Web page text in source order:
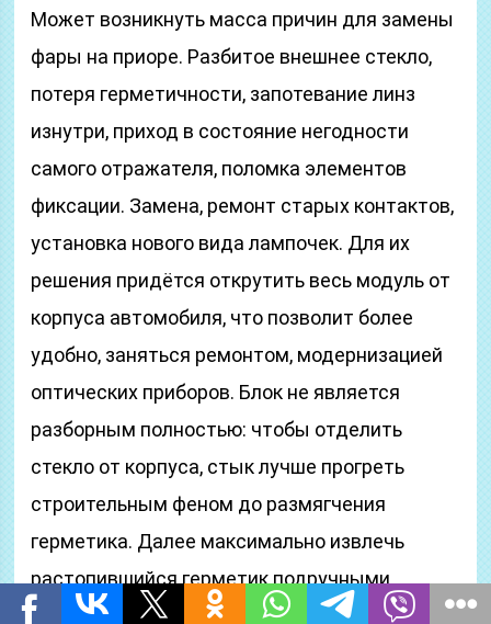
Может возникнуть масса причин для замены
фары на приоре. Разбитое внешнее стекло,
потеря герметичности, запотевание линз
изнутри, приход в состояние негодности
самого отражателя, поломка элементов
фиксации. Замена, ремонт старых контактов,
установка нового вида лампочек. Для их
решения придётся открутить весь модуль от
корпуса автомобиля, что позволит более
удобно, заняться ремонтом, модернизацией
оптических приборов. Блок не является
разборным полностью: чтобы отделить
стекло от корпуса, стык лучше прогреть
строительным феном до размягчения
герметика. Далее максимально извлечь
растопившийся герметик подручными
средствами. Отвёрткой пробуем отделить